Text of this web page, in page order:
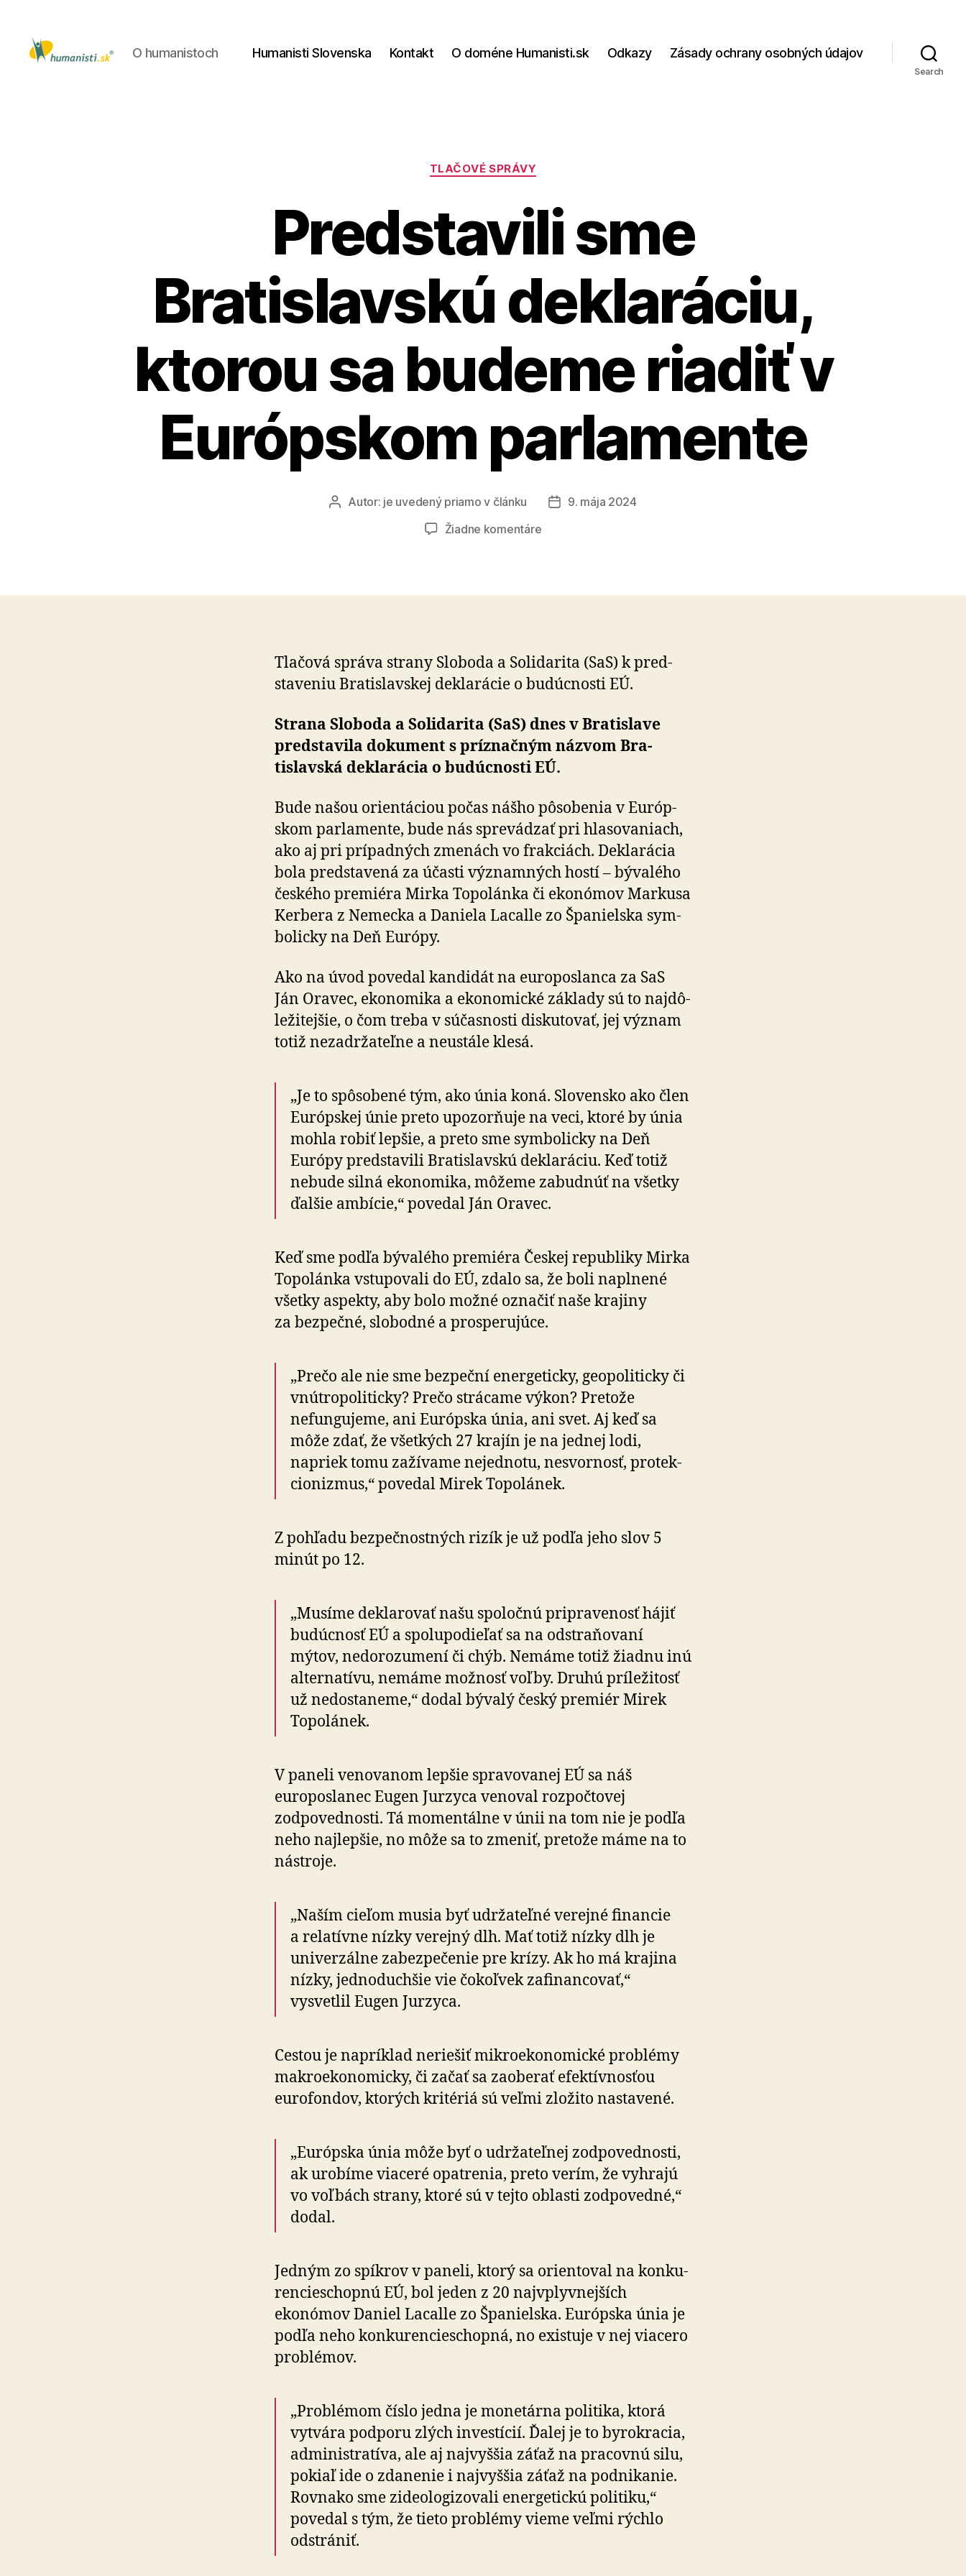
O humanistoch Humanisti Slovenska Kontakt O doméne Humanisti.sk Odkazy Zásady ochrany osobných údajov
Search
Kategórie
TLAČOVÉ SPRÁVY
Predstavili sme
Bratislavskú deklaráciu,
ktorou sa budeme riadiť v
Európskom parlamente
AutorAutor: je uvedený priamo v článku
Dátum
9. mája 2024
Žiadne komentárena
deklaráciu,
riadiť
v
parlamente
Tlačová správa strany Sloboda a So­li­da­ri­ta (SaS) k pred­
sta­ve­niu Bratislavskej dekla­rácie o bu­dúc­nosti EÚ.
Strana Sloboda a Solidarita (SaS) dnes v Bra­tis­lave
pred­sta­vila dokument s príznačným názvom Bra­
tislav­ská dekla­rácia o bu­dúc­nosti EÚ.
Bude našou orientáciou počas nášho pôsobenia v Eu­róp­
skom par­la­men­te, bude nás spre­vá­dzať pri hla­so­va­niach,
ako aj pri prí­pad­ných zmenách vo frakciách. Deklarácia
bola predstavená za účasti významných hostí – bý­va­lé­ho
českého premiéra Mirka Topolánka či ekonómov Markusa
Kerbera z Ne­mecka a Da­niela Lacalle zo Špa­nielska sym­
bo­licky na Deň Európy.
Ako na úvod povedal kandidát na europoslanca za SaS
Ján Oravec, eko­no­mika a eko­no­mické základy sú to naj­dô­
le­ži­tejšie, o čom treba v sú­čas­nosti diskutovať, jej význam
totiž nezadržateľne a ne­u­stále klesá.
„Je to spôsobené tým, ako únia koná. Slovensko ako člen
Európskej únie preto upozorňuje na veci, ktoré by únia
mohla robiť lepšie, a preto sme symbolicky na Deň
Európy predstavili Bratislavskú deklaráciu. Keď totiž
nebude silná ekonomika, môžeme zabudnúť na všetky
ďalšie ambície,“ povedal Ján Oravec.
Keď sme podľa bývalého premiéra Českej republiky Mirka
Topolánka vstupovali do EÚ, zdalo sa, že boli naplnené
všetky aspekty, aby bolo možné označiť naše krajiny
za bezpečné, slobodné a prosperujúce.
„Prečo ale nie sme bezpeční energeticky, geo­po­li­ticky či
vnútro­po­li­ticky? Prečo strácame výkon? Pretože
nefungujeme, ani Európska únia, ani svet. Aj keď sa
môže zdať, že všetkých 27 krajín je na jednej lodi,
napriek tomu zažívame nejednotu, nesvornosť, pro­tek­
cio­nizmus,“ povedal Mirek Topolánek.
Z pohľadu bezpečnostných rizík je už podľa jeho slov 5
minút po 12.
„Musíme deklarovať našu spoločnú pripravenosť hájiť
budúcnosť EÚ a spo­lu­po­die­ľať sa na odstra­ňo­va­ní
mýtov, ne­do­ro­zu­me­ní či chýb. Nemáme totiž žiadnu inú
alter­na­tívu, nemáme možnosť voľby. Druhú príležitosť
už nedosta­ne­me,“ dodal bývalý český premiér Mirek
Topolánek.
V paneli venovanom lepšie spravovanej EÚ sa náš
europoslanec Eugen Jurzyca venoval rozpočtovej
zodpovednosti. Tá momentálne v únii na tom nie je podľa
neho najlepšie, no môže sa to zmeniť, pretože máme na to
nástroje.
„Naším cieľom musia byť udržateľné verejné financie
a re­la­tívne nízky verejný dlh. Mať totiž nízky dlh je
univerzálne zabezpečenie pre krízy. Ak ho má krajina
nízky, jed­no­duch­šie vie čokoľvek za­fi­nan­co­vať,“
vysvetlil Eugen Jurzyca.
Cestou je napríklad neriešiť mikroekonomické problémy
makro­eko­no­micky, či začať sa zaoberať efektívnosťou
euro­fondov, ktorých kritériá sú veľmi zložito nastavené.
„Európska únia môže byť o udržateľnej zodpo­ved­nosti,
ak urobíme viaceré opatrenia, preto verím, že vyhrajú
vo voľbách strany, ktoré sú v tejto oblasti zodpovedné,“
dodal.
Jedným zo spíkrov v paneli, ktorý sa orientoval na kon­ku­
ren­cie­schop­nú EÚ, bol jeden z 20 naj­vplyv­nej­ších
ekonómov Daniel Lacalle zo Špa­nielska. Európska únia je
podľa neho kon­ku­ren­cie­schop­ná, no existuje v nej viacero
problémov.
„Problémom číslo jedna je monetárna politika, ktorá
vytvára podporu zlých investícií. Ďalej je to byrokracia,
administratíva, ale aj naj­vyššia záťaž na pra­covnú silu,
pokiaľ ide o zda­ne­nie i naj­vyššia záťaž na pod­ni­ka­nie.
Rov­nako sme zideologizovali energetickú politiku,“
povedal s tým, že tieto problémy vieme veľmi rýchlo
odstrániť.